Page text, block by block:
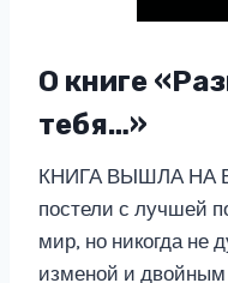
О книге
тебя…»
КНИГА ВЫШЛА НА
постели с лучшей
мир, но никогда не
изменой и двойным